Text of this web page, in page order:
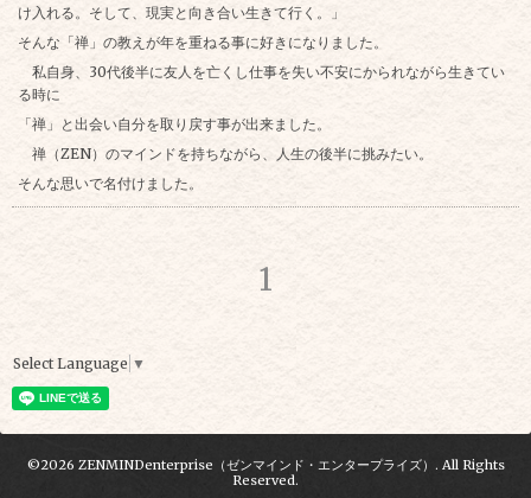
け入れる。そして、現実と向き合い生きて行く。」
そんな「禅」の教えが年を重ねる事に好きになりました。
私自身、 30代後半に友人を亡くし仕事を失い不安にかられながら生きてい
る時に
「禅」と出会い自分を取り戻す事が出来ました。
禅（ ZEN）のマインドを持ちながら、人生の後半に挑みたい。
そんな思いで名付けました。
1
Select Language ▼
©2026 ZENMINDenterprise（ゼンマインド・エンタープライズ） . All Rights
Reserved.